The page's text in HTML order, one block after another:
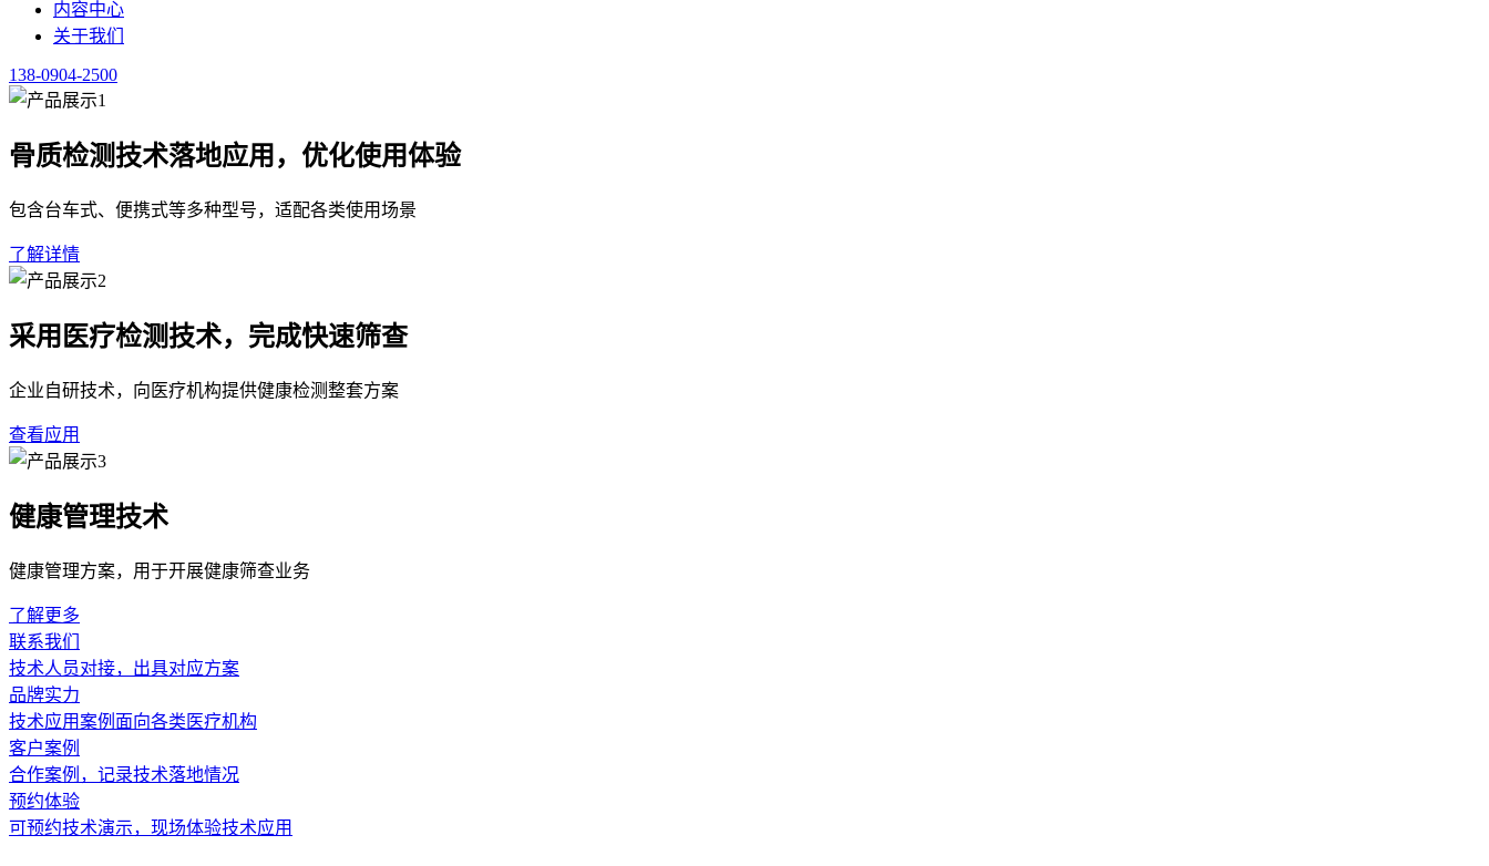
健康新闻
整理健康行业政策、医学资讯与科普内容，供行业人员查阅。
首页/内容中心/健康新闻 · 正文
肺功能仪厂家怎么选？从采购到维护的实用指南
2026-06-04
复性、软件功能及数据管理能力是否符合医疗机构需求，例如流量传感器的类型与寿命、是否具备符合标准的质控模块。作为专注于肺功能检测领域的厂商，其产品线在技术规范与质量控制方
面有明确的行业备案记录，这是评估的基础。切勿仅凭宣传资料做决定，建议索取样机进行现场演示与验证。
日常操作与校准是保障检测数据较好的关键环节。设备到货后，厂家应提供规范的操作培训，保障使用者掌握正确的校准流程、测试指令引导及常见故障排查方法。
遵循说明书，包括定期使用标准定标容积筒进行容积校准，检查并更换过滤器等耗材，保持设备清洁。品牌的设备通常配套有详细的图文操作指南与在线支持渠道，有助于用户快速掌握标准操
作程序，减少因操作不当引入的测量误差。
定或校准，以保障其性能持续符合相关标准。选择厂家时，可关注其是否提供年度巡检、校准服务以及持续的法规更新支持。在广泛设有服务网点，能够为用户提供参考的技术指导与现场服务
肺功能仪厂家
上一篇：肺功能仪厂家众多，评估维度有哪些
相关新闻
不止于参数：选购超声经颅多普勒的隐性考量